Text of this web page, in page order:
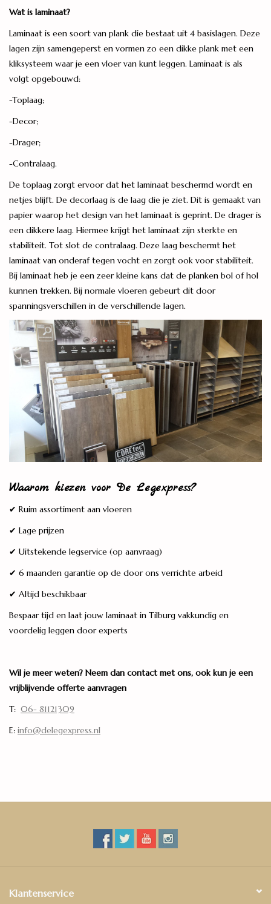
Wat is laminaat?
Laminaat is een soort van plank die bestaat uit 4 basislagen. Deze
lagen zijn samengeperst en vormen zo een dikke plank met een
kliksysteem waar je een vloer van kunt leggen. Laminaat is als
volgt opgebouwd:
-Toplaag;
-Decor;
-Drager;
-Contralaag.
De toplaag zorgt ervoor dat het laminaat beschermd wordt en
netjes blijft. De decorlaag is de laag die je ziet. Dit is gemaakt van
papier waarop het design van het laminaat is geprint. De drager is
een dikkere laag. Hiermee krijgt het laminaat zijn sterkte en
stabiliteit. Tot slot de contralaag. Deze laag beschermt het
laminaat van onderaf tegen vocht en zorgt ook voor stabiliteit.
Bij laminaat heb je een zeer kleine kans dat de planken bol of hol
kunnen trekken. Bij normale vloeren gebeurt dit door
spanningsverschillen in de verschillende lagen.
Waarom kiezen voor De Legexpress?
✔ Ruim assortiment aan vloeren
✔ Lage prijzen
✔ Uitstekende legservice (op aanvraag)
✔ 6 maanden garantie op de door ons verrichte arbeid
✔ Altijd beschikbaar
Bespaar tijd en laat jouw laminaat in Tilburg vakkundig en
voordelig leggen door experts
Wil je meer weten? Neem dan contact met ons, ook kun je een
vrijblijvende offerte aanvragen
T: 06- 81121309
E: info@delegexpress.nl
Klantenservice